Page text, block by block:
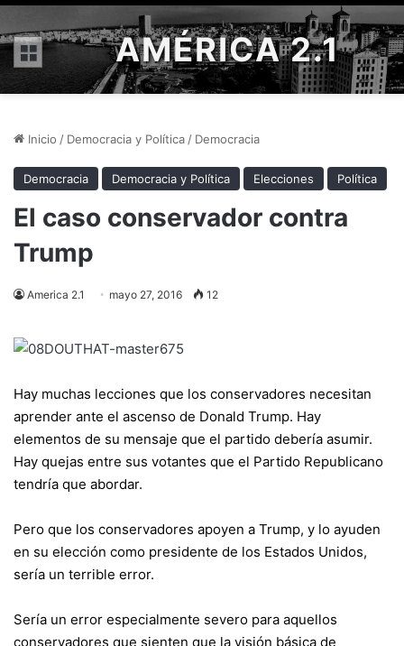
Menú AMÉRICA 2.1
Inicio / Democracia y Política / Democracia
Democracia Democracia y Política Elecciones Política
El caso conservador contra
Trump
America 2.1 mayo 27, 2016 12
Hay muchas lecciones que los conservadores necesitan
aprender ante el ascenso de Donald Trump. Hay
elementos de su mensaje que el partido debería asumir.
Hay quejas entre sus votantes que el Partido Republicano
tendría que abordar.
Pero que los conservadores apoyen a Trump, y lo ayuden
en su elección como presidente de los Estados Unidos,
sería un terrible error.
Sería un error especialmente severo para aquellos
conservadores que sienten que la visión básica de